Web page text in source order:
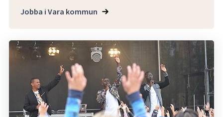
Jobba i Vara kommun